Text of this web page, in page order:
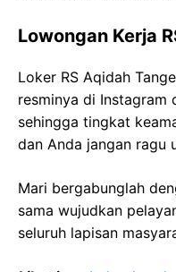
Lowongan Kerja
Loker RS Aqidah
resminya di Instagram
sehingga tingkat
dan Anda jangan ragu
Mari bergabunglah
sama wujudkan
seluruh lapisan